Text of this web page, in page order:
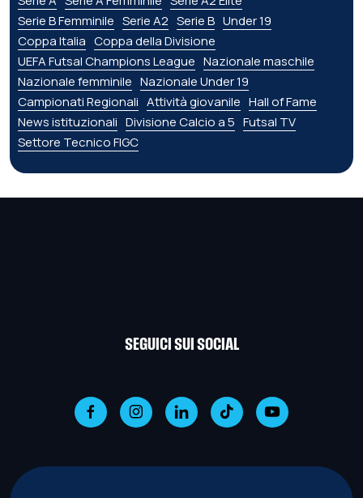
Serie B Femminile Serie A2 Serie B Under 19
Coppa Italia Coppa della Divisione
UEFA Futsal Champions League Nazionale maschile
Nazionale femminile Nazionale Under 19
Campionati Regionali Attività giovanile Hall of Fame
News istituzionali Divisione Calcio a 5 Futsal TV
Settore Tecnico FIGC
SEGUICI SUI SOCIAL